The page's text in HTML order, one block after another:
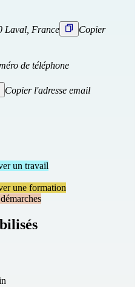
Laval, France
Copier
de téléphone
Copier l'adresse email
un travail
une formation